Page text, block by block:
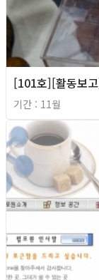
[101호][활동보
기간 : 11월